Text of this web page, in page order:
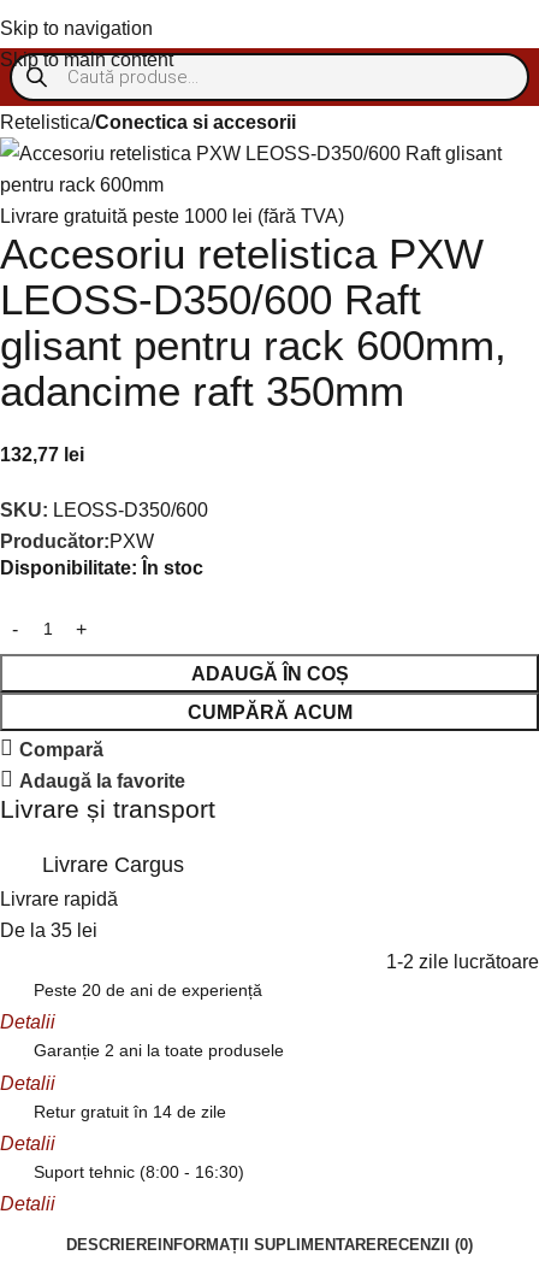
Skip to navigation
Skip to main content
Retelistica Conectica si accesorii
Livrare gratuită peste 1000 lei (fără TVA)
Accesoriu retelistica PXW
LEOSS-D350/600 Raft
glisant pentru rack 600mm,
adancime raft 350mm
132,77 lei
SKU: LEOSS-D350/600
Producător:PXW
Disponibilitate: În stoc
ADAUGĂ ÎN COȘ
CUMPĂRĂ ACUM
Compară
Adaugă la favorite
Livrare și transport
Livrare Cargus
Livrare rapidă
De la 35 lei
1-2 zile lucrătoare
Peste 20 de ani de experiență
Detalii
Garanție 2 ani la toate produsele
Detalii
Retur gratuit în 14 de zile
Detalii
Suport tehnic (8:00 - 16:30)
Detalii
DESCRIEREINFORMAȚII SUPLIMENTARERECENZII (0)